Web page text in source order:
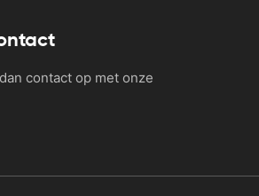
contact op met onze